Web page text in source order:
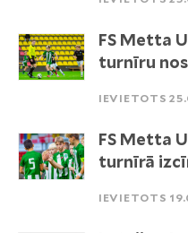
FS Metta
turnīru
IEVIETOTS
FS Metta
turnīrā
IEVIETOTS